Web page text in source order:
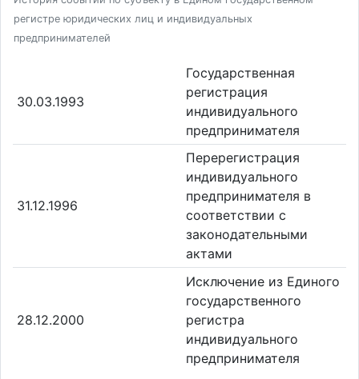
регистре юридических лиц и индивидуальных
предпринимателей
30.03.1993
Государственная
регистрация
индивидуального
предпринимателя
31.12.1996
Перерегистрация
индивидуального
предпринимателя в
соответствии с
законодательными
актами
28.12.2000
Исключение из Единого
государственного
регистра
индивидуального
предпринимателя